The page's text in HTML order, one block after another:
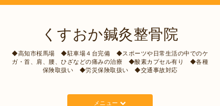
くすおか鍼灸整骨院
◆高知市桜馬場 ◆駐車場４台完備 ◆スポーツや日常生活の中でのケ
ガ・首、肩、腰、ひざなどの痛みの治療 ◆酸素カプセル有り ◆各種
保険取扱い ◆労災保険取扱い ◆交通事故対応
メニュー